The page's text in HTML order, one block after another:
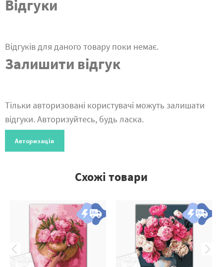
Відгуки
Відгуків для даного товару поки немає.
Залишити відгук
Тільки авторизовані користувачі можуть залишати
відгуки. Авторизуйтесь, будь ласка.
Авторизація
Схожі товари